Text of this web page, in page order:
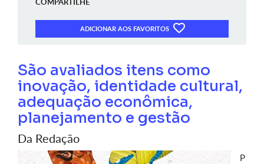
ADICIONAR AOS FAVORITOS
São avaliados itens como
inovação, identidade cultural,
adequação econômica,
planejamento e gestão
Da Redação
P